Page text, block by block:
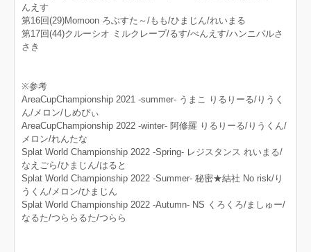
んえす
第16回(29)Momoon ろぶすた～/もも/ひまじん/れいまる
第17回(44)クルーシオ ミルクレープ/るす/べんえす/ハンニバルさ
さき
※参考
AreaCupChampionship 2021 -summer- うまこ りるりーる/りうく
ん/メロン/しめぴぃ
AreaCupChampionship 2022 -winter- 阿修羅 りるりーる/りうくん/
メロン/れんたな
Splat World Championship 2022 -Spring- レジスタンス れいまる/
なえごら/ひまじん/はると
Splat World Championship 2022 -Summer- 秘密★結社 No risk/り
うくん/メロン/ひまじん
Splat World Championship 2022 -Autumn- NS くろくろ/ましゅー/
なるた/つららるた/つらら